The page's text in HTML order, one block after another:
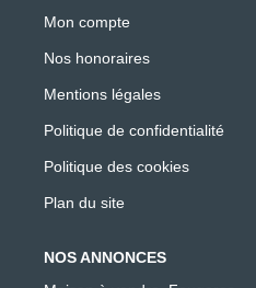
Mon compte
Nos honoraires
Mentions légales
Politique de confidentialité
Politique des cookies
Plan du site
NOS ANNONCES